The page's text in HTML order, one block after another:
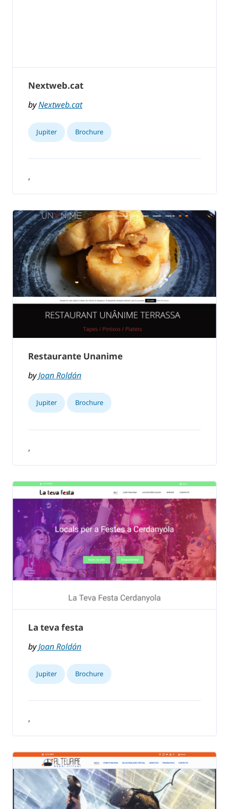
Nextweb.cat
byNextweb.cat
Jupiter Brochure
,
Restaurante Unanime
byJoan Roldán
Jupiter Brochure
,
La teva festa
byJoan Roldán
Jupiter Brochure
,